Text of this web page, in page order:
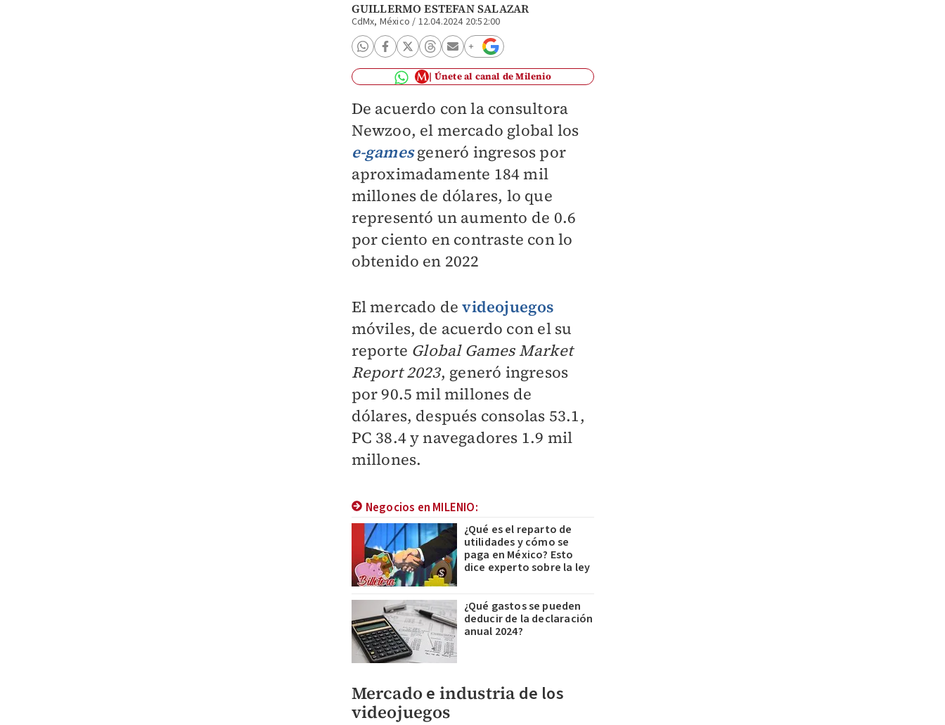
GUILLERMO ESTEFAN SALAZAR
CdMx, México / 12.04.2024 20:52:00
Únete al canal de Milenio
De acuerdo con la consultora
Newzoo, el mercado global los
e-gamesgeneró ingresos por
aproximadamente 184 mil
millones de dólares, lo que
representó un aumento de 0.6
por ciento en contraste con lo
obtenido en 2022
El mercado devideojuegos
móviles, de acuerdo con el su
reporte Global Games Market
Report 2023, generó ingresos
por 90.5 mil millones de
dólares, después consolas 53.1,
PC 38.4 y navegadores 1.9 mil
millones.
Negocios en MILENIO:
¿Qué es el reparto de
utilidades y cómo se
paga en México? Esto
dice experto sobre la ley
¿Qué gastos se pueden
deducir de la declaración
anual 2024?
Mercadoe industria de los
videojuegos